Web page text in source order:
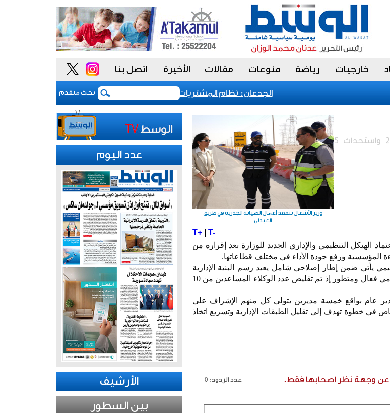
خارجيات رياضة منوعات مقالات الأخيرة اتصل بنا
بحث متقدم
الجدعان: نظام المشتريات يمنح الحكومة السعودية أدوات أكثر مرونة
وزير الأشغال تتفقد أعمال الصيانة الجذرية في طريق
العبدلي
تقليص عدد الوكلاء المساعدين من 10 إلى 2 واستحداث 5
T+| T-
الهيكل التنظيمي والإداري الجديد للوزارة بعد إقراره من
المؤسسية ورفع جودة الأداء في مختلف قطاعاتها.
يأتي ضمن إطار إصلاحي شامل يعيد رسم البنية الإدارية
للوزارة بما يتماشى مع تطلعات الدولة نحو جهاز حكومي فعال ومتطور إذ تم تقليص عدد الوكلاء المساعدين من 10
عام بواقع خمسة مديرين يتولى كل منهم الإشراف على
في خطوة تهدف إلى تقليل الطبقات الإدارية وتسريع اتخاذ
عن وجهة نظر اصحابها فقط.
عدد الردود: 0
عدد اليوم
الأرشيف
بين السطور